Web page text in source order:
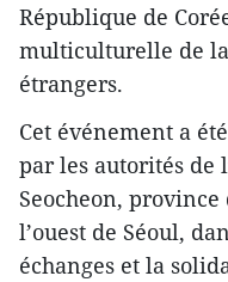
République de
multiculturelle de
étrangers.
Cet événement a
par les autorités de
Seocheon,
l’ouest de Séoul,
échanges et la